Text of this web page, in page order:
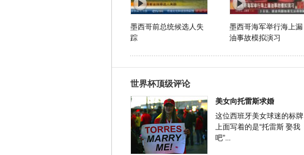
墨西哥前总统候选人失
踪
墨西哥海军举行海上漏
油事故模拟演习
世界杯顶级评论
美女向托雷斯求婚
这位西班牙美女球迷的标牌
上面写着的是“托雷斯 娶我
吧”...